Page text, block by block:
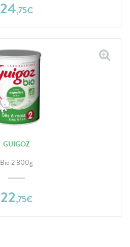
24,75€
GUIGOZ
Bio 2 800g
22,75€